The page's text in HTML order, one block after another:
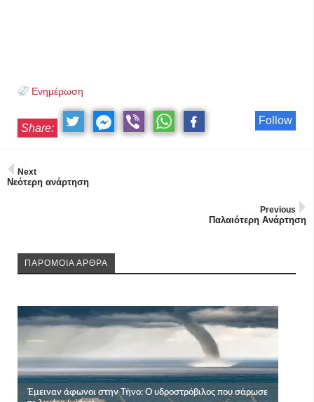
Ενημέρωση
Follow
Share:
Next
Νεότερη ανάρτηση
Previous
Παλαιότερη Ανάρτηση
ΠΑΡΟΜΟΙΑ ΑΡΘΡΑ